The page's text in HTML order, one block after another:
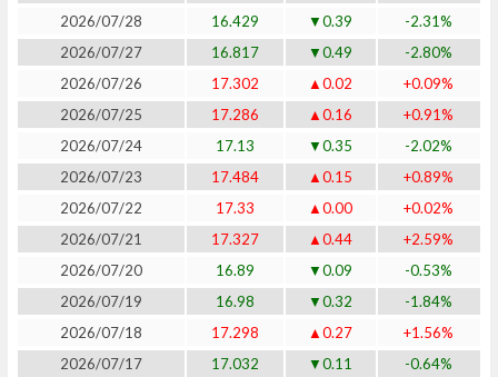
2026/07/28
16.429 ▼0.39
-2.31%
2026/07/27
16.817 ▼0.49
-2.80%
2026/07/26
17.302 ▲0.02
+0.09%
2026/07/25
17.286 ▲0.16
+0.91%
2026/07/24
17.13 ▼0.35
-2.02%
2026/07/23
17.484 ▲0.15
+0.89%
2026/07/22
17.33 ▲0.00
+0.02%
2026/07/21
17.327 ▲0.44
+2.59%
2026/07/20
16.89 ▼0.09
-0.53%
2026/07/19
16.98 ▼0.32
-1.84%
2026/07/18
17.298 ▲0.27
+1.56%
2026/07/17
17.032 ▼0.11 -0.64%